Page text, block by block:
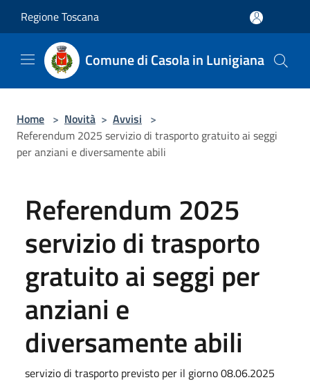
Regione Toscana
Comune di Casola in Lunigiana
Home > Novità > Avvisi >
Referendum 2025 servizio di trasporto gratuito ai seggi
per anziani e diversamente abili
Referendum 2025
servizio di trasporto
gratuito ai seggi per
anziani e
diversamente abili
servizio di trasporto previsto per il giorno 08.06.2025